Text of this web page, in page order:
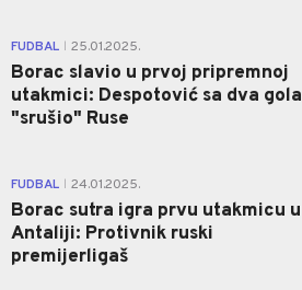
FUDBAL 25.01.2025.
Borac slavio u prvoj pripremnoj
utakmici: Despotović sa dva gola
"srušio" Ruse
FUDBAL 24.01.2025.
Borac sutra igra prvu utakmicu u
Antaliji: Protivnik ruski
premijerligaš